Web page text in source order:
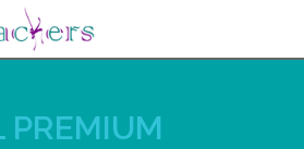
PREMIUM